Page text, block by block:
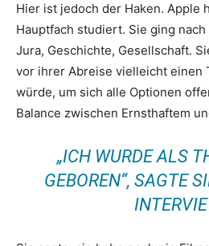
Hier ist jedoch der Haken. Apple
Hauptfach studiert. Sie ging
Jura, Geschichte, Gesellschaft.
vor ihrer Abreise vielleicht einen
würde, um sich alle Optionen
Balance zwischen Ernsthaftem
„ICH WURDE ALS
GEBOREN“, SAGTE